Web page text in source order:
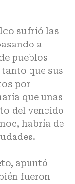
sufrió las
a
pueblos
que sus
por
que unas
del vencido
habría de
apuntó
fueron